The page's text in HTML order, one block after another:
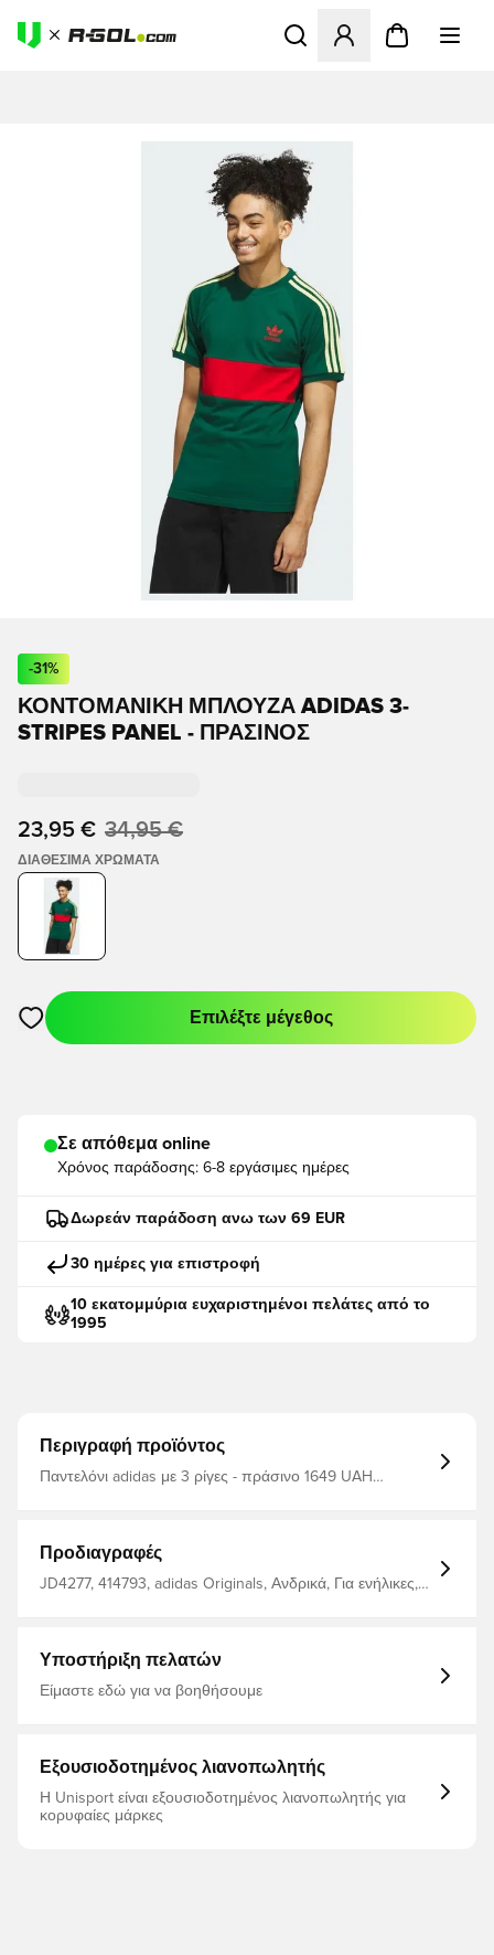
Ανοίγει ένα Modal για να
-31%
ΚΟΝΤΟΜΆΝΙΚΗ ΜΠΛΟΎΖΑ ADIDAS 3-
STRIPES PANEL - ΠΡΆΣΙΝΟΣ
23,95 € 34,95 €
ΔΙΑΘΈΣΙΜΑ ΧΡΏΜΑΤΑ
Ανοίγει ένα Modal για να συνδεθείτε ή να εγγραφείτε ως
Επιλέξτε μέγεθος
Σε απόθεμα online
Χρόνος παράδοσης: 6-8 εργάσιμες ημέρες
Δωρεάν παράδοση ανω των 69 EUR
30 ημέρες για επιστροφή
10 εκατομμύρια ευχαριστημένοι πελάτες από το
1995
Περιγραφή προϊόντος
Παντελόνι adidas με 3 ρίγες - πράσινο 1649 UAH
Προδιαγραφές
JD4277, 414793, adidas Originals, Ανδρικά, Για ενήλικες,
Υποστήριξη πελατών
Είμαστε εδώ για να βοηθήσουμε
Εξουσιοδοτημένος λιανοπωλητής
Η Unisport είναι εξουσιοδοτημένος λιανοπωλητής για
κορυφαίες μάρκες